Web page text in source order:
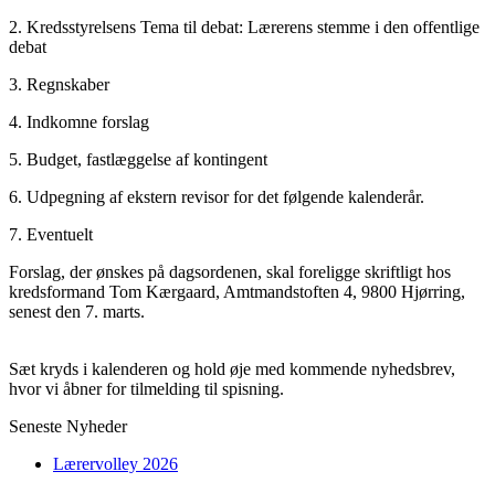
2. Kredsstyrelsens Tema til debat: Lærerens stemme i den offentlige
debat
3. Regnskaber
4. Indkomne forslag
5. Budget, fastlæggelse af kontingent
6. Udpegning af ekstern revisor for det følgende kalenderår.
7. Eventuelt
Forslag, der ønskes på dagsordenen, skal foreligge skriftligt hos
kredsformand Tom Kærgaard, Amtmandstoften 4, 9800 Hjørring,
senest den 7. marts.
Sæt kryds i kalenderen og hold øje med kommende nyhedsbrev,
hvor vi åbner for tilmelding til spisning.
Seneste Nyheder
Lærervolley 2026